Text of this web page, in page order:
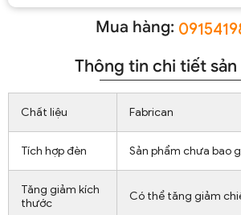
Mua hàng:
Thông tin chi tiết sản
Chất liệu Fabrican
Tích hợp đèn Sản phẩm chưa bao
Tăng giảm kích
thước
Có thể tăng giảm